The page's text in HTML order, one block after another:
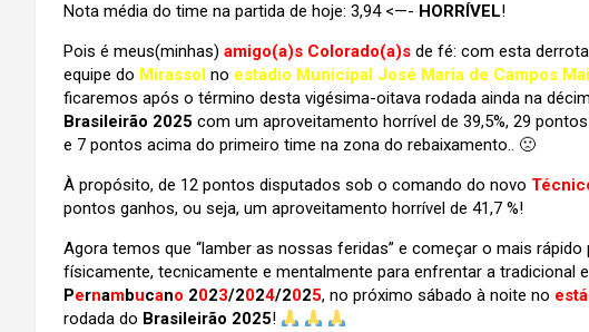
Nota média do time na partida de hoje: 3,94 <—- HORRÍVEL!
Pois é meus(minhas) amigo(a)s Colorado(a)s de fé: com esta
equipe do Mirassol no estádio Municipal José Maria de Campos
ficaremos após o término desta vigésima-oitava rodada ainda na
Brasileirão 2025 com um aproveitamento horrível de 39,5%, 29
e 7 pontos acima do primeiro time na zona do rebaixamento.. 🙁
À propósito, de 12 pontos disputados sob o comando do novo
pontos ganhos, ou seja, um aproveitamento horrível de 41,7 %!
Agora temos que “lamber as nossas feridas” e começar o mais
físicamente, tecnicamente e mentalmente para enfrentar a tradicional
Pernambucano 2023/2024/2025, no próximo sábado à noite no
rodada do Brasileirão 2025!